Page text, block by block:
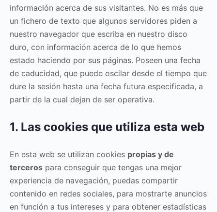
información acerca de sus visitantes. No es más que
un fichero de texto que algunos servidores piden a
nuestro navegador que escriba en nuestro disco
duro, con información acerca de lo que hemos
estado haciendo por sus páginas. Poseen una fecha
de caducidad, que puede oscilar desde el tiempo que
dure la sesión hasta una fecha futura especificada, a
partir de la cual dejan de ser operativa.
1. Las cookies que utiliza esta web
En esta web se utilizan cookies propias y de
terceros para conseguir que tengas una mejor
experiencia de navegación, puedas compartir
contenido en redes sociales, para mostrarte anuncios
en función a tus intereses y para obtener estadísticas